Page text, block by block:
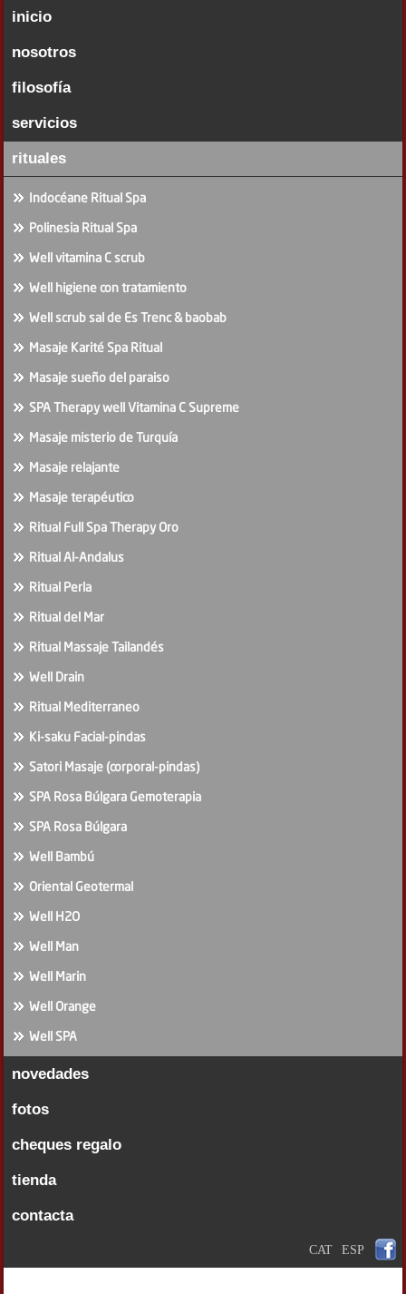
inicio
nosotros
filosofía
servicios
rituales
Indocéane Ritual Spa
Polinesia Ritual Spa
Well vitamina C scrub
Well higiene con tratamiento
Well scrub sal de Es Trenc & baobab
Masaje Karité Spa Ritual
Masaje sueño del paraiso
SPA Therapy well Vitamina C Supreme
Masaje misterio de Turquía
Masaje relajante
Masaje terapéutico
Ritual Full Spa Therapy Oro
Ritual Al-Andalus
Ritual Perla
Ritual del Mar
Ritual Massaje Tailandés
Well Drain
Ritual Mediterraneo
Ki-saku Facial-pindas
Satori Masaje (corporal-pindas)
SPA Rosa Búlgara Gemoterapia
SPA Rosa Búlgara
Well Bambú
Oriental Geotermal
Well H2O
Well Man
Well Marin
Well Orange
Well SPA
novedades
fotos
cheques regalo
tienda
contacta
CAT ESP